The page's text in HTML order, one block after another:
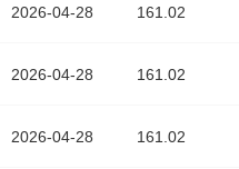
2026-04-28
2026-04-28
2026-04-28
161.02
161.02
161.02